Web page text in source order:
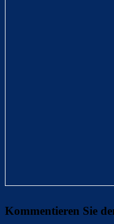
Kommentieren Sie